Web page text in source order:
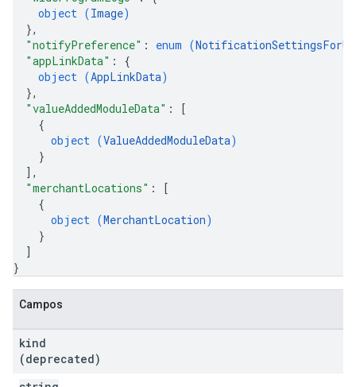
object (Image)
},
"notifyPreference" : enum (
"appLinkData" : {
object (AppLinkData)
},
"valueAddedModuleData" :
[
{
object (ValueAddedModuleData)
}
] ,
"merchantLocations" :
[
{
object (MerchantLocation)
}
]
}
Campos
kind
(deprecated)